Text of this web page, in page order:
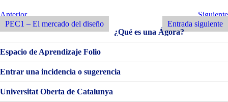
EL
MERCADO
DISEÑO
(ENTREGA
PARCIAL)
Navegación
de
entradas
Entrada
Anterior
Anterior
PEC1 – El mercado del diseño
Siguiente
Entrada
Siguiente
Entrada siguiente
¿Qué es una Ágora?
Espacio de Aprendizaje Folio
Entrar una incidencia o sugerencia
Universitat Oberta de Catalunya